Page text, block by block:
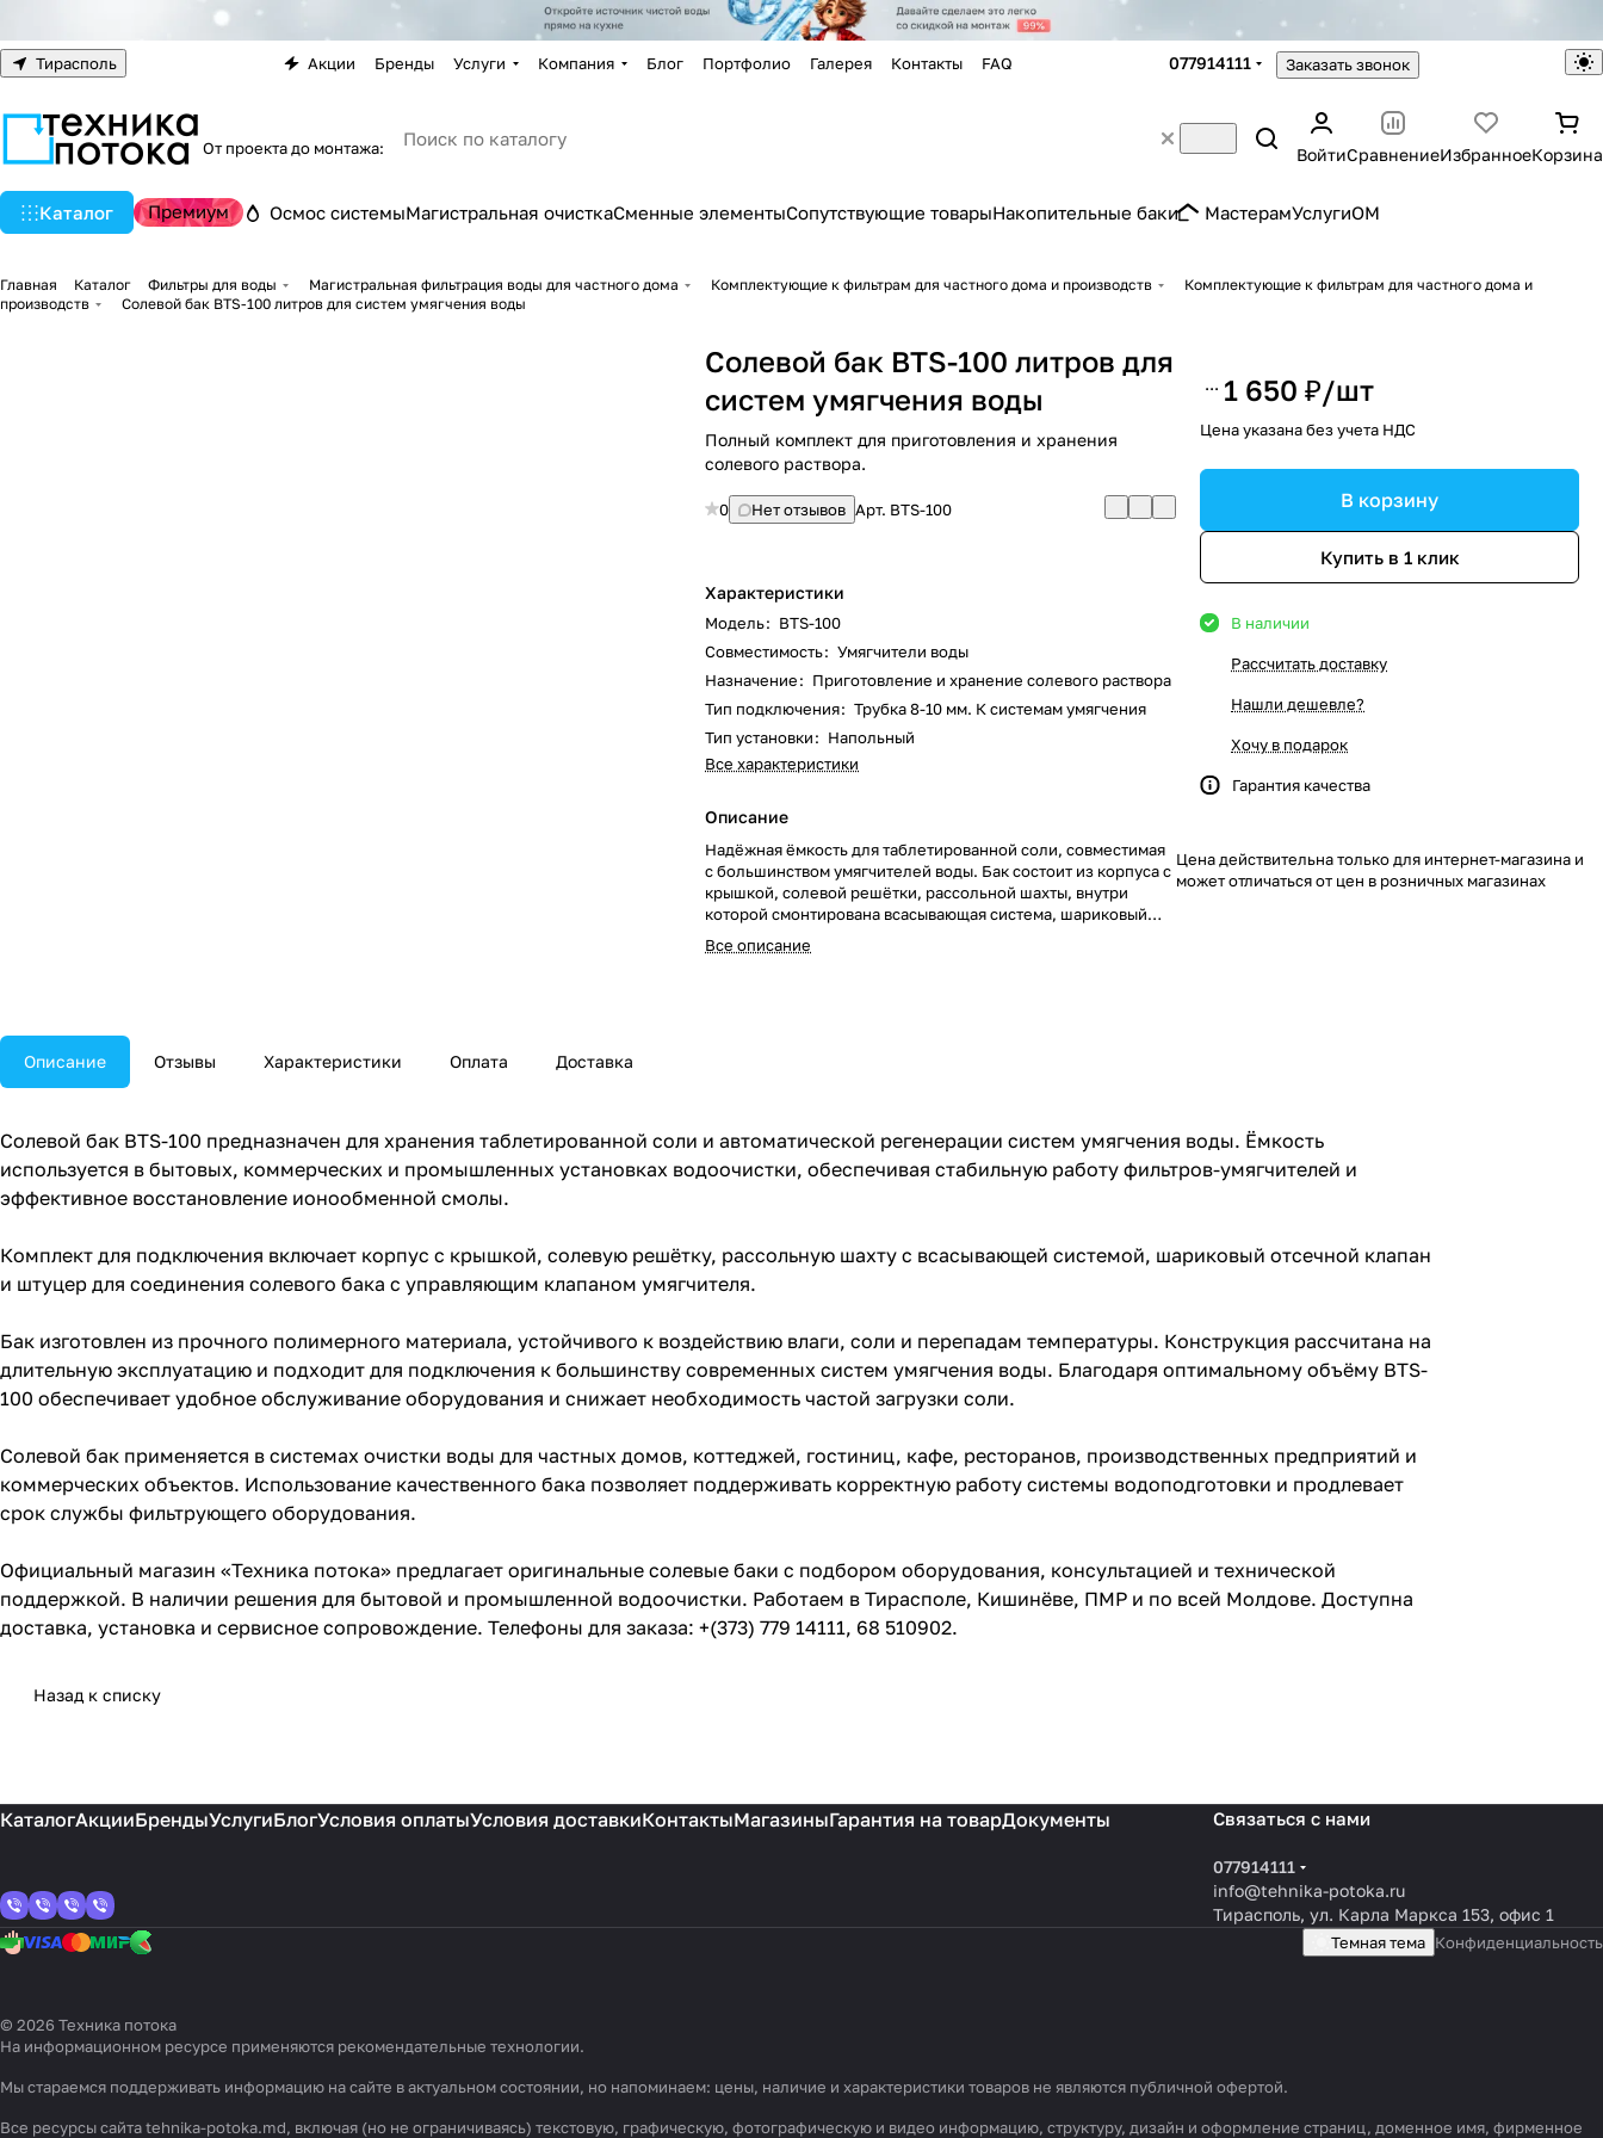
Тирасполь Акции Бренды Услуги Компания Блог Портфолио Галерея Контакты FAQ 077914111 Заказать звонок
От проекта до монтажа: ВойтиСравнениеИзбранноеКорзина
Каталог Премиум Осмос системыМагистральная очисткаСменные элементыСопутствующие товарыНакопительные баки МастерамУслугиOM
Главная Каталог Фильтры для воды Магистральная фильтрация воды для частного дома Комплектующие к фильтрам для частного дома и производств
Комплектующие к фильтрам для частного дома и
производств
Солевой бак BTS-100 литров для систем умягчения воды
Солевой бак BTS-100 литров для
систем умягчения воды
Полный комплект для приготовления и хранения
солевого раствора.
0 Нет отзывов Арт. BTS-100
Характеристики
Модель: BTS-100
Совместимость: Умягчители воды
Назначение: Приготовление и хранение солевого раствора
Тип подключения: Трубка 8-10 мм. К системам умягчения
Тип установки: Напольный
Все характеристики
Описание
Надёжная ёмкость для таблетированной соли, совместимая
с большинством умягчителей воды. Бак состоит из корпуса с
крышкой, солевой решётки, рассольной шахты, внутри
которой смонтирована всасывающая система, шариковый
отсечной клапан и штуцер для соединения солевого бака с
управляющим клапаном умягчителя. Купить солевой бак
Все описание
1 650 ₽/шт
Цена указана без учета НДС
В корзину
Купить в 1 клик
В наличии
Рассчитать доставку
Нашли дешевле?
Хочу в подарок
Гарантия качества
Цена действительна только для интернет-магазина и
может отличаться от цен в розничных магазинах
Описание Отзывы Характеристики Оплата Доставка
Солевой бак BTS-100 предназначен для хранения таблетированной соли и автоматической регенерации систем умягчения воды. Ёмкость
используется в бытовых, коммерческих и промышленных установках водоочистки, обеспечивая стабильную работу фильтров-умягчителей и
эффективное восстановление ионообменной смолы.
Комплект для подключения включает корпус с крышкой, солевую решётку, рассольную шахту с всасывающей системой, шариковый отсечной клапан
и штуцер для соединения солевого бака с управляющим клапаном умягчителя.
Бак изготовлен из прочного полимерного материала, устойчивого к воздействию влаги, соли и перепадам температуры. Конструкция рассчитана на
длительную эксплуатацию и подходит для подключения к большинству современных систем умягчения воды. Благодаря оптимальному объёму BTS-
100 обеспечивает удобное обслуживание оборудования и снижает необходимость частой загрузки соли.
Солевой бак применяется в системах очистки воды для частных домов, коттеджей, гостиниц, кафе, ресторанов, производственных предприятий и
коммерческих объектов. Использование качественного бака позволяет поддерживать корректную работу системы водоподготовки и продлевает
срок службы фильтрующего оборудования.
Официальный магазин «Техника потока» предлагает оригинальные солевые баки с подбором оборудования, консультацией и технической
поддержкой. В наличии решения для бытовой и промышленной водоочистки. Работаем в Тирасполе, Кишинёве, ПМР и по всей Молдове. Доступна
доставка, установка и сервисное сопровождение. Телефоны для заказа: +(373) 779 14111, 68 510902.
Назад к списку
КаталогАкцииБрендыУслугиБлогУсловия оплатыУсловия доставкиКонтактыМагазиныГарантия на товарДокументы Связаться с нами
077914111
info@tehnika-potoka.ru
Тирасполь, ул. Карла Маркса 153, офис 1
Темная тема Конфиденциальность
© 2026 Техника потока
На информационном ресурсе применяются рекомендательные технологии.
Мы стараемся поддерживать информацию на сайте в актуальном состоянии, но напоминаем: цены, наличие и характеристики товаров не являются публичной офертой.
Все ресурсы сайта tehnika-potoka.md, включая (но не ограничиваясь) текстовую, графическую, фотографическую и видео информацию, структуру, дизайн и оформление страниц, доменное имя, фирменное